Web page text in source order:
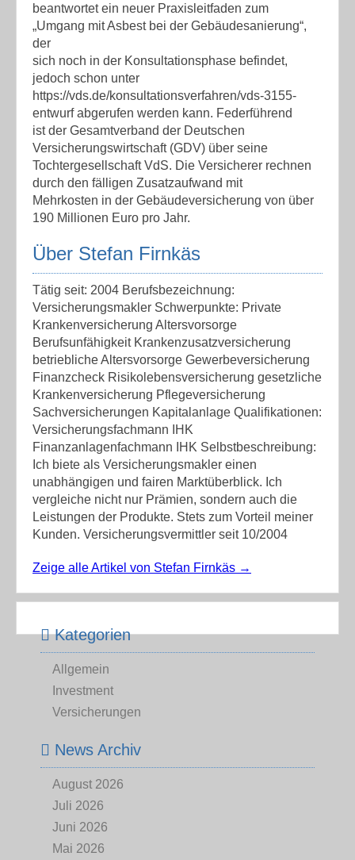
beantwortet ein neuer Praxisleitfaden zum
„Umgang mit Asbest bei der Gebäudesanierung“,
der
sich noch in der Konsultationsphase befindet,
jedoch schon unter
https://vds.de/konsultationsverfahren/vds-3155-
entwurf abgerufen werden kann. Federführend
ist der Gesamtverband der Deutschen
Versicherungswirtschaft (GDV) über seine
Tochtergesellschaft VdS. Die Versicherer rechnen
durch den fälligen Zusatzaufwand mit
Mehrkosten in der Gebäudeversicherung von über
190 Millionen Euro pro Jahr.
Über Stefan Firnkäs
Tätig seit: 2004 Berufsbezeichnung:
Versicherungsmakler Schwerpunkte: Private
Krankenversicherung Altersvorsorge
Berufsunfähigkeit Krankenzusatzversicherung
betriebliche Altersvorsorge Gewerbeversicherung
Finanzcheck Risikolebensversicherung gesetzliche
Krankenversicherung Pflegeversicherung
Sachversicherungen Kapitalanlage Qualifikationen:
Versicherungsfachmann IHK
Finanzanlagenfachmann IHK Selbstbeschreibung:
Ich biete als Versicherungsmakler einen
unabhängigen und fairen Marktüberblick. Ich
vergleiche nicht nur Prämien, sondern auch die
Leistungen der Produkte. Stets zum Vorteil meiner
Kunden. Versicherungsvermittler seit 10/2004
Zeige alle Artikel von Stefan Firnkäs →
Kategorien
Allgemein
Investment
Versicherungen
News Archiv
August 2026
Juli 2026
Juni 2026
Mai 2026